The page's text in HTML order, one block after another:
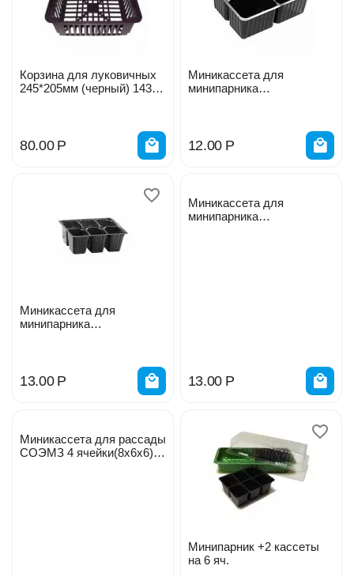
Корзина для луковичных
245*205мм (черный) 1435-
80.00 Р
Миникассета для
минипарника
12.00 Р
Миникассета для
минипарника
13.00 Р
Миникассета для
минипарника
13.00 Р
Миникассета для рассады
СОЭМЗ 4 ячейки(8х6х6)
Минипарник +2 кассеты
на 6 яч.